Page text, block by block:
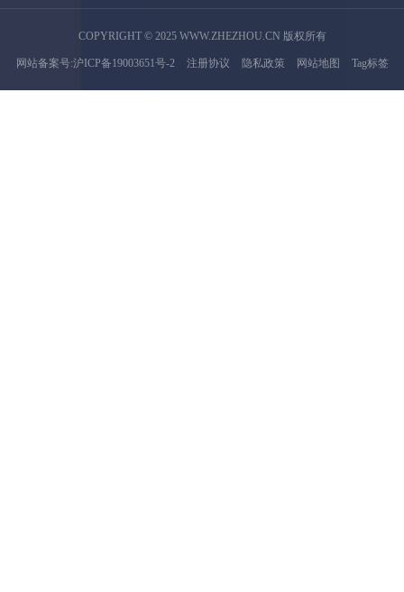
COPYRIGHT © 2025 WWW.ZHEZHOU.CN 版权所有
网站备案号:沪ICP备19003651号-2 注册协议 隐私政策 网站地图 Tag标签